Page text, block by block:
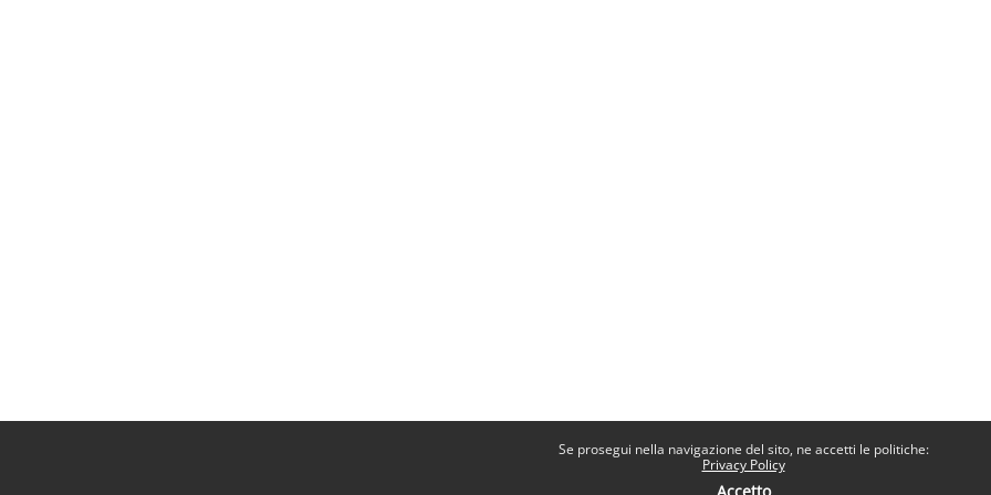
Se prosegui nella navigazione del sito, ne accetti le politiche:
Privacy Policy